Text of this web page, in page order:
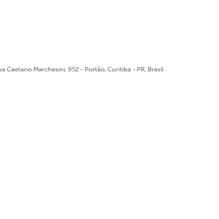
Caetano Marchesini, 952 - Portão, Curitiba - PR, Brasil